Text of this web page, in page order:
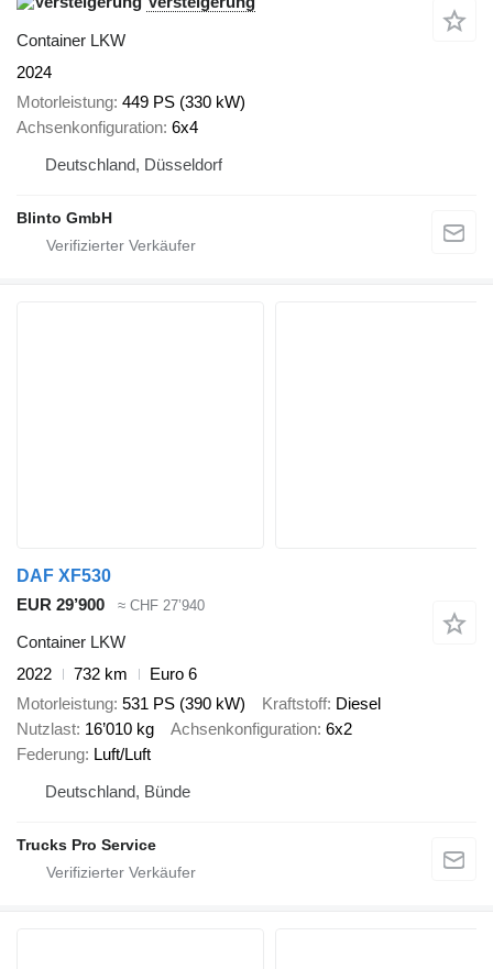
Container LKW
2024
Motorleistung 449 PS (330 kW)
Achsenkonfiguration 6x4
Deutschland, Düsseldorf
Blinto GmbH
DAF XF530
EUR 29’900
≈ CHF 27’940
Container LKW
2022
732 km
Euro 6
Motorleistung 531 PS (390 kW) Kraftstoff Diesel
Nutzlast 16’010 kg Achsenkonfiguration 6x2
Federung Luft/Luft
Deutschland, Bünde
Trucks Pro Service